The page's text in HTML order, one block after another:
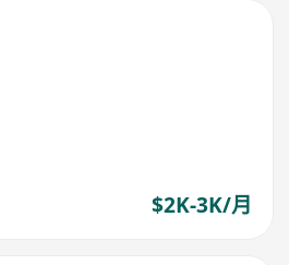
$2K-3K/月